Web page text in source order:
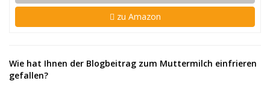
zu Amazon
Wie hat Ihnen der Blogbeitrag zum Muttermilch einfrieren
gefallen?